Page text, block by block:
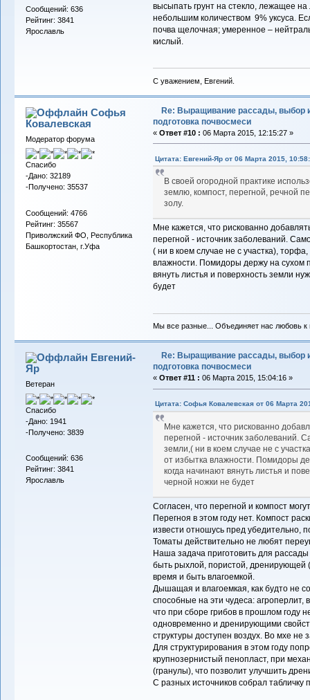
Сообщений: 636
Рейтинг: 3841
Ярославль
высыпать грунт на стекло, лежащее
небольшим количеством 9% уксуса.
почва щелочная; умеренное –
кислый.
С уважением, Евгений.
Софья
Ковалевская
Модератор форума
Спасибо
-Дано: 32189
-Получено: 35537
Сообщений: 4766
Рейтинг: 35567
Приволжский ФО, Республика
Башкортостан, г.Уфа
Re: Выращивание рассады, выбор
подготовка почвосмеси
« Ответ #10 : 06 Марта 2015, 12:15:27 »
Цитата: Евгений-Яр от 06 Марта 2015,
В своей огородной практике
землю, компост, перегной, речной
золу.
Мне кажется, что рискованно
перегной - источник заболеваний.
( ни в коем случае не с участка),
влажности. Помидоры держу на сухом
вянуть листья и поверхность земли
будет
Мы все разные... Объединяет нас любовь к
Евгений-
Яр
Ветеран
Спасибо
-Дано: 1941
-Получено: 3839
Сообщений: 636
Рейтинг: 3841
Ярославль
Re: Выращивание рассады, выбор
подготовка почвосмеси
« Ответ #11 : 06 Марта 2015, 15:04:16 »
Цитата: Софья Ковалевская от 06 Марта
Мне кажется, что рискованно
перегной - источник заболеваний.
земли,( ни в коем случае не с
от избытка влажности. Помидоры
когда начинают вянуть листья и
черной ножки не будет
Согласен, что перегной и компост
Перегноя в этом году нет. Компост
извести отношусь пред убедительно,
Томаты действительно не любят
Наша задача приготовить для
быть рыхлой, пористой, дренирующей
время и быть влагоемкой.
Дышащая и влагоемкая, как будто не
способные на эти чудеса: агроперлит,
что при сборе грибов в прошлом году
одновременно и дренирующими
структуры доступен воздух. Во мхе не
Для структурирования в этом году
крупнозернистый пенопласт, при
(гранулы), что позволит улучшить
С разных источников собрал табличку